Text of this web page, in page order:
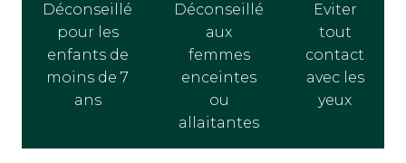
Déconseillé
pour les
enfants de
moins de 7
ans
Déconseillé
aux
femmes
enceintes
ou
allaitantes
Eviter
tout
contact
avec les
yeux